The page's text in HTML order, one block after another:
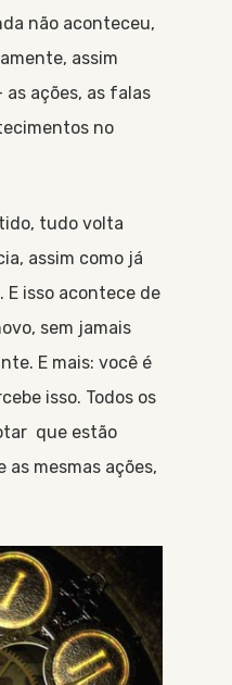
não aconteceu,
assim
as ações, as falas
no
tudo volta
assim como já
E isso acontece de
sem jamais
E mais: você é
isso. Todos os
que estão
mesmas ações,